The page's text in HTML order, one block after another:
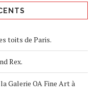
toits de Paris.
Rex.
Galerie OA Fine Art à